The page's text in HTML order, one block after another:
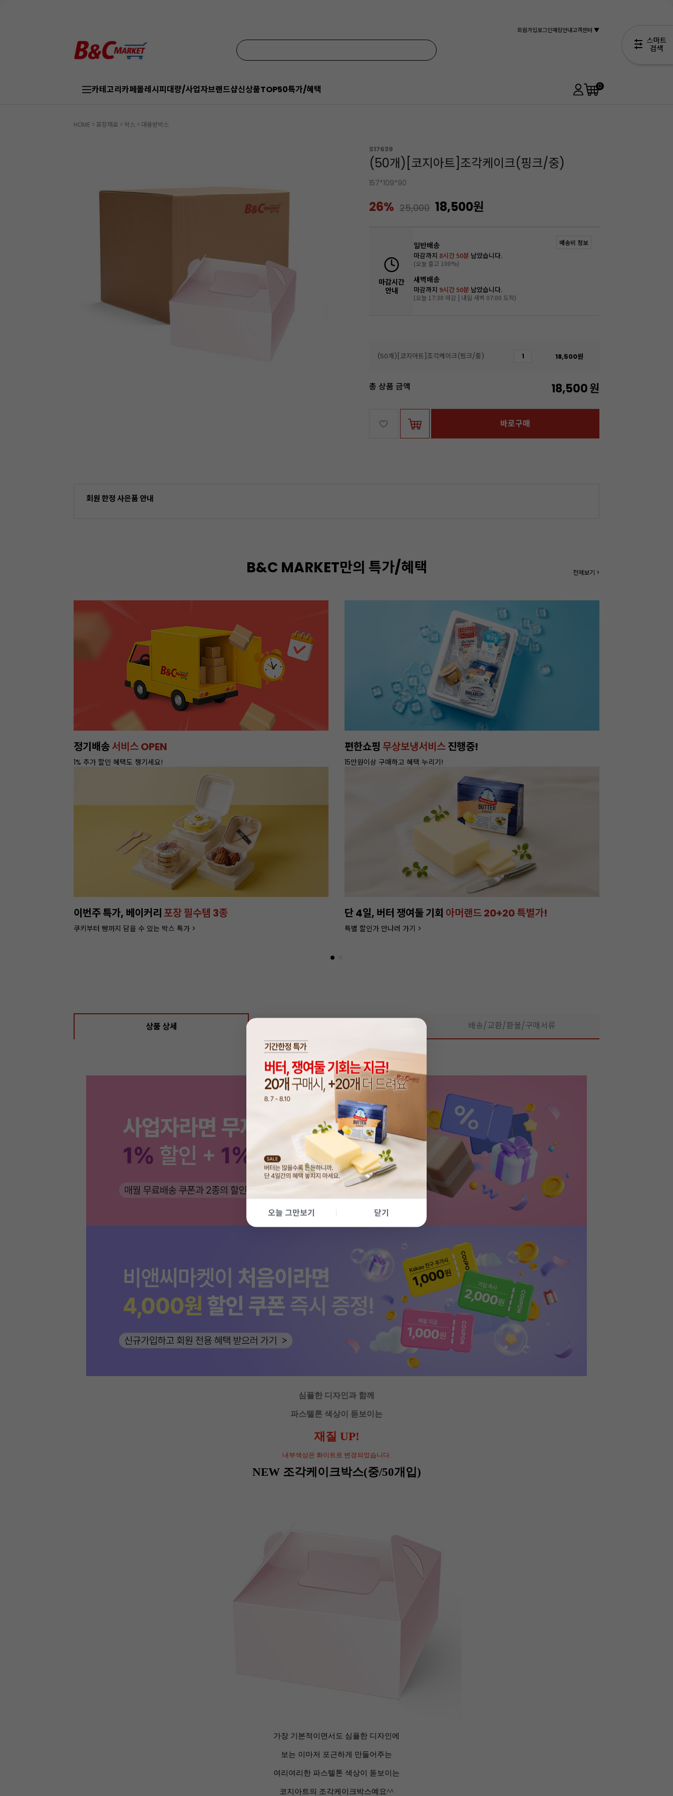
오늘 그만보기 닫기
회원가입로그인매장안내고객센터 ▼
카테고리카페몰레시피대량/사업자브랜드샵신상품TOP50특가/혜택 0
HOME > 포장재료 > 박스 > 대용량박스
S17639
(50개)[코지아트]조각케이크(핑크/중)
157*109*90
26% 25,000 18,500원
마감시간
안내
일반배송
마감까지 8시간 50분 남았습니다.
(오늘 출고 100%)
새벽배송
마감까지 9시간 50분 남았습니다.
(오늘 17:30 마감 | 내일 새벽 07:00 도착)
배송비 정보
(50개)[코지아트]조각케이크(핑크/중) 18,500원
총 상품 금액 18,500원
바로구매
회원 한정 사은품 안내
B&C MARKET만의 특가/혜택 전체보기 >
정기배송서비스 OPEN
1% 추가 할인 혜택도 챙기세요!
편한쇼핑 무상보냉서비스진행중!
15만원이상 구매하고 혜택 누리기!
이번주 특가, 베이커리 포장 필수템 3종
쿠키부터 빵까지 담을 수 있는 박스 특가 >
단 4일, 버터 쟁여둘 기회 아머랜드 20+20 특별가!
특별 할인가 만나러 가기 >
상품 상세 배송/교환/환불/구매서류
심플한 디자인과 함께
파스텔톤 색상이 돋보이는
재질 UP!
내부색상은 화이트로 변경되었습니다.
NEW 조각케이크박스(중/50개입)
가장 기본적이면서도 심플한 디자인에
보는 이마저 포근하게 만들어주는
여리여리한 파스텔톤 색상이 돋보이는
코지아트의 조각케이크박스예요^^